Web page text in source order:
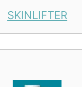
SKINLIFTER